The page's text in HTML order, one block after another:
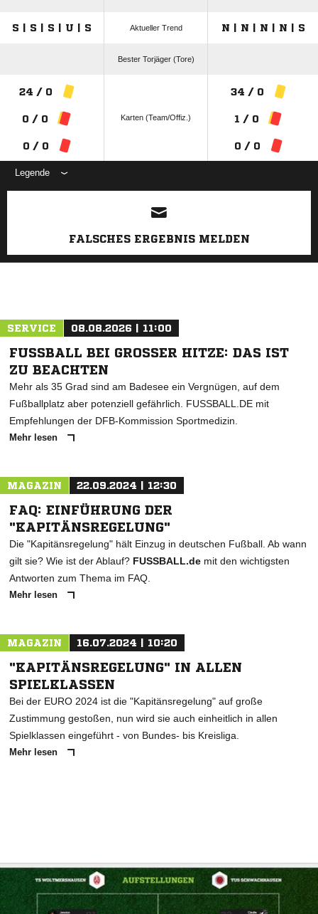
S | S | S | U | S Aktueller Trend N | N | N | N | S
Bester Torjäger (Tore)
24 / 0
0 / 0
0 / 0
Karten (Team/Offiz.)
34 / 0
1 / 0
0 / 0
Legende
ANZEIGE
FALSCHES ERGEBNIS MELDEN
SERVICE 08.08.2026 | 11:00
FUSSBALL BEI GROSSER HITZE: DAS IST ZU
BEACHTEN
Mehr als 35 Grad sind am Badesee ein Vergnügen, auf dem
Fußballplatz aber potenziell gefährlich. FUSSBALL.DE mit
Empfehlungen der DFB-Kommission Sportmedizin.
Mehr lesen
MAGAZIN 22.09.2024 | 12:30
FAQ: EINFÜHRUNG DER
"KAPITÄNSREGELUNG"
Die "Kapitänsregelung" hält Einzug in deutschen Fußball. Ab wann
gilt sie? Wie ist der Ablauf? FUSSBALL.de mit den wichtigsten
Antworten zum Thema im FAQ.
Mehr lesen
MAGAZIN 16.07.2024 | 10:20
"KAPITÄNSREGELUNG" IN ALLEN
SPIELKLASSEN
Bei der EURO 2024 ist die "Kapitänsregelung" auf große
Zustimmung gestoßen, nun wird sie auch einheitlich in allen
Spielklassen eingeführt - von Bundes- bis Kreisliga.
Mehr lesen